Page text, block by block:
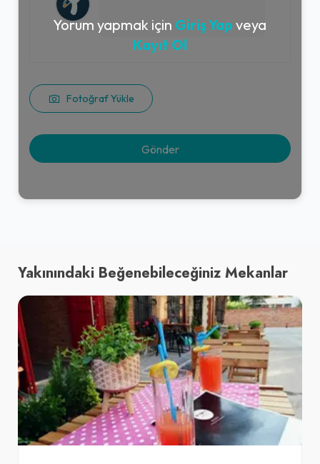
Fotoğraf Yükle
Yorum yapmak için Giriş Yap veya
Kayıt Ol
Yakınındaki Beğenebileceğiniz Mekanlar